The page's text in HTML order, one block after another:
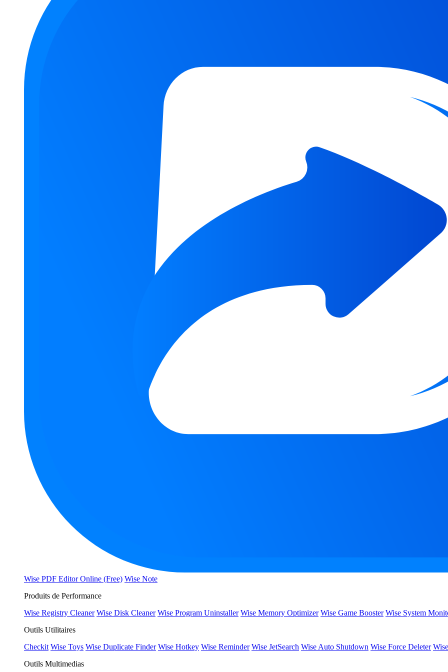
Wise PDF Editor Online (Free) Wise Note
Produits de Performance
Wise Registry Cleaner Wise Disk Cleaner Wise Program Uninstaller Wise Memory Optimizer Wise Game Booster Wise System
Outils Utilitaires
Checkit Wise Toys Wise Duplicate Finder Wise Hotkey Wise Reminder Wise JetSearch Wise Auto Shutdown Wise Force Deleter
Outils Multimedias